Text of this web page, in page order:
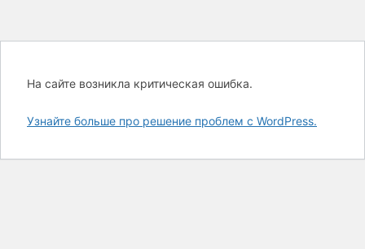
На сайте возникла критическая ошибка.
Узнайте больше про решение проблем с WordPress.